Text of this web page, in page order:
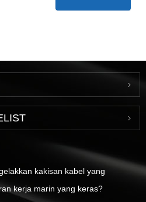
kakisan kabel yang
kerja marin yang keras?